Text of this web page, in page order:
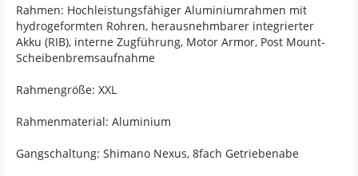
Rahmen: Hochleistungsfähiger Aluminiumrahmen mit
hydrogeformten Rohren, herausnehmbarer integrierter
Akku (RIB), interne Zugführung, Motor Armor, Post Mount-
Scheibenbremsaufnahme
Rahmengröße: XXL
Rahmenmaterial: Aluminium
Gangschaltung: Shimano Nexus, 8fach Getriebenabe